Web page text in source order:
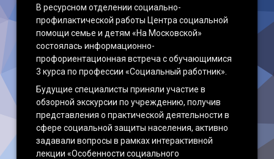
В ресурсном отделении социально-
профилактической работы Центра социальной
помощи семье и детям «На Московской»
состоялась информационно-
профориентационная встреча с обучающимися
3 курса по профессии «Социальный работник».
Будущие специалисты приняли участие в
обзорной экскурсии по учреждению, получив
представления о практической деятельности в
сфере социальной защиты населения, активно
задавали вопросы в рамках интерактивной
лекции «Особенности социального